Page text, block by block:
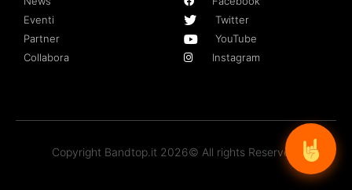
Eventi
Partner
Collabora
Twitter
YouTube
Instagram
Copyright Bandtop.it 2026© All rights Reserved.